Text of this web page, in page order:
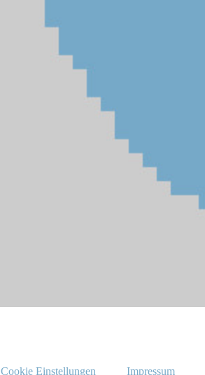
Cookie Einstellungen Impressum